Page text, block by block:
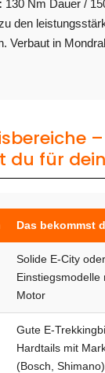
130 Nm Dauer /
den
Verbaut in
du für
Das bekommst
Solide E-City
Einstiegsmodelle
Motor
Gute E-
Hardtails mit
(Bosch, Shimano)